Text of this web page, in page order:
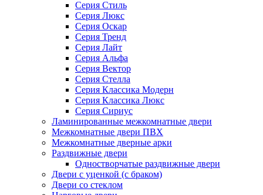
Серия Стиль
Серия Люкс
Серия Оскар
Серия Тренд
Серия Лайт
Серия Альфа
Серия Вектор
Серия Стелла
Серия Классика Модерн
Серия Классика Люкс
Серия Сириус
Ламинированные межкомнатные двери
Межкомнатные двери ПВХ
Межкомнатные дверные арки
Раздвижные двери
Одностворчатые раздвижные двери
Двери с уценкой (с браком)
Двери со стеклом